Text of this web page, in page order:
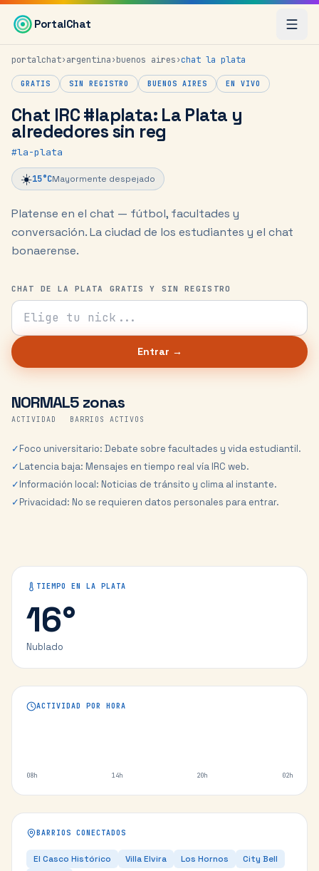
Saltar al contenido principal
PortalChat
portalchat›argentina›buenos aires›chat la plata
GRATIS SIN REGISTRO BUENOS AIRES EN VIVO
Chat IRC #laplata: La Plata y
alrededores sin reg
#la-plata
☀️15°CMayormente despejado
Platense en el chat — fútbol, facultades y
conversación.La ciudad de los estudiantes y el chat
bonaerense.
CHAT DE LA PLATA GRATIS Y SIN REGISTRO
Tu nick para el chat
Entrar →
NORMAL
ACTIVIDAD
5 zonas
BARRIOS ACTIVOS
✓Foco universitario: Debate sobre facultades y vida estudiantil.
✓Latencia baja: Mensajes en tiempo real vía IRC web.
✓Información local: Noticias de tránsito y clima al instante.
✓Privacidad: No se requieren datos personales para entrar.
TIEMPO EN LA PLATA
16°
Nublado
ACTIVIDAD POR HORA
08h 14h 20h 02h
BARRIOS CONECTADOS
El Casco Histórico Villa Elvira Los Hornos
City Bell